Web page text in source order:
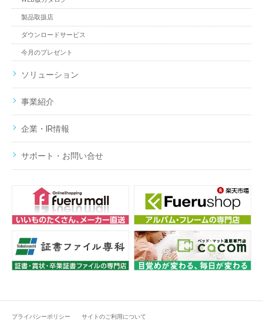
製品取扱店
ダウンロードサービス
今月のプレゼント
ソリューション
事業紹介
企業・IR情報
サポート・お問い合せ
プライバシーポリシー サイトのご利用について